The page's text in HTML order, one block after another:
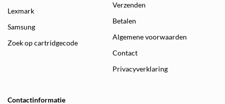
Lexmark
Samsung
Zoek op cartridgecode
Verzenden
Betalen
Algemene voorwaarden
Contact
Privacyverklaring
Contactinformatie